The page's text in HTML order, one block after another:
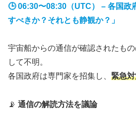
🕒 06:30〜08:30（UTC） – 各国政
すべきか？それとも静観か？」
宇宙船からの通信が確認されたも
して不明。
各国政府は専門家を招集し、 緊急
📡 通信の解読方法を議論